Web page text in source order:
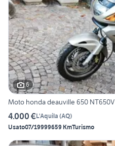
6
Moto honda deauville 650 NT650V
4.000 €L'Aquila (AQ)
Usato07/19999659 KmTurismo